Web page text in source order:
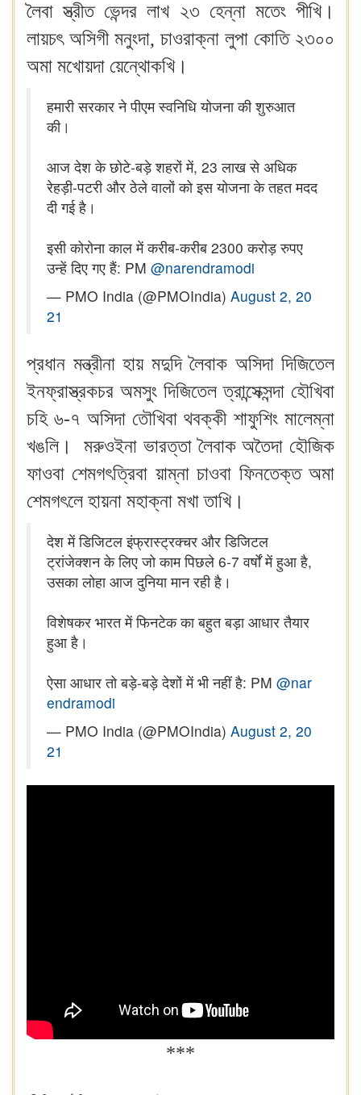
লৈবা স্ত্রীত ভেন্দর লাখ ২৩ হেন্না মতেং পীখি।
লায়চৎ অসিগী মনুংদা, চাওরাক্না লুপা কোতি ২৩০০
অমা মখোয়দা য়েন্থোকখি।
हमारी सरकार ने पीएम स्वनिधि योजना की शुरुआत
की।
आज देश के छोटे-बड़े शहरों में, 23 लाख से अधिक
रेहड़ी-पटरी और ठेले वालों को इस योजना के तहत मदद
दी गई है।
इसी कोरोना काल में करीब-करीब 2300 करोड़ रुपए
उन्हें दिए गए हैं: PM @narendramodi
— PMO India (@PMOIndia) August 2, 20
21
প্রধান মন্ত্রীনা হায় মদুদি লৈবাক অসিদা দিজিতেল
ইনফ্রাস্ত্রকচর অমসুং দিজিতেল ত্রান্সেক্সন্দা হৌখিবা
চহি ৬-৭ অসিদা তৌখিবা থবক্কী শাফুশিং মালেম্না
খঙলি। মরুওইনা ভারত্তা লৈবাক অতৈদা হৌজিক
ফাওবা শেমগৎত্রিবা য়াম্না চাওবা ফিনতেক্ত অমা
শেমগৎলে হায়না মহাক্না মখা তাখি।
देश में डिजिटल इंफ्रास्ट्रक्चर और डिजिटल
ट्रांजेक्शन के लिए जो काम पिछले 6-7 वर्षों में हुआ है,
उसका लोहा आज दुनिया मान रही है।
विशेषकर भारत में फिनटेक का बहुत बड़ा आधार तैयार
हुआ है।
ऐसा आधार तो बड़े-बड़े देशों में भी नहीं है: PM @nar
endramodi
— PMO India (@PMOIndia) August 2, 20
21
***